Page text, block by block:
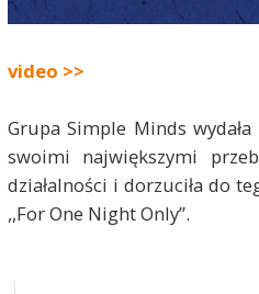
video >>
Grupa Simple Minds wydała
swoimi największymi
działalności i dorzuciła do
,,For One Night Only”.